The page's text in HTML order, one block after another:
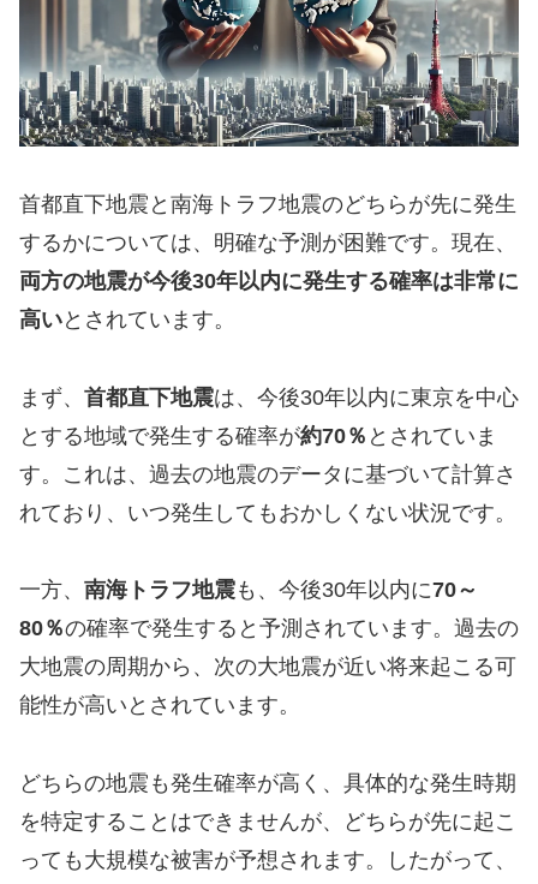
首都直下地震と南海トラフ地震のどちらが先に発生
するかについては、明確な予測が困難です。現在、
両方の地震が今後30年以内に発生する確率は非常に
高いとされています。
まず、 首都直下地震は、今後30年以内に東京を中心
とする地域で発生する確率が約70％ とされていま
す。これは、過去の地震のデータに基づいて計算さ
れており、いつ発生してもおかしくない状況です。
一方、 南海トラフ地震も、今後30年以内に70～
80％の確率で発生すると予測されています。過去の
大地震の周期から、次の大地震が近い将来起こる可
能性が高いとされています。
どちらの地震も発生確率が高く、具体的な発生時期
を特定することはできませんが、どちらが先に起こ
っても大規模な被害が予想されます。したがって、